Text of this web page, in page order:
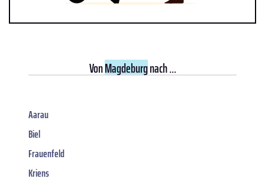
VonMagdeburgnach ...
Aarau
Biel
Frauenfeld
Kriens